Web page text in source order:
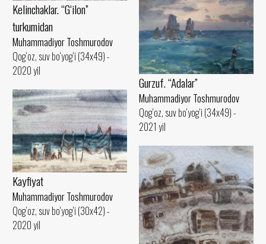
Kelinchaklar. “G‘ilon”
turkumidan
Muhammadiyor Toshmurodov
Qog‘oz, suv bo‘yog‘i (34x49) -
2020 yil
Gurzuf. “Adalar”
Muhammadiyor Toshmurodov
Qog‘oz, suv bo‘yog‘i (34x49) -
2021 yil
Kayfiyat
Muhammadiyor Toshmurodov
Qog‘oz, suv bo‘yog‘i (30x42) -
2020 yil